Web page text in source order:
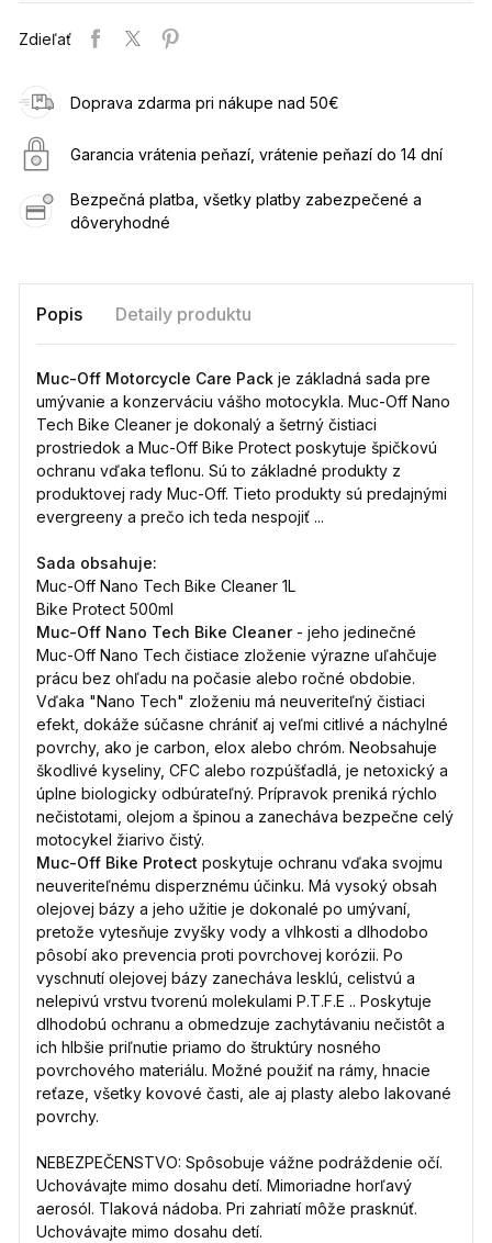
Zdieľať
Doprava zdarma pri nákupe nad 50€
Garancia vrátenia peňazí, vrátenie peňazí do 14 dní
Bezpečná platba, všetky platby zabezpečené a
dôveryhodné
Popis Detaily produktu
Muc-Off Motorcycle Care Pack je základná sada pre
umývanie a konzerváciu vášho motocykla. Muc-Off Nano
Tech Bike Cleaner je dokonalý a šetrný čistiaci
prostriedok a Muc-Off Bike Protect poskytuje špičkovú
ochranu vďaka teflonu. Sú to základné produkty z
produktovej rady Muc-Off. Tieto produkty sú predajnými
evergreeny a prečo ich teda nespojiť ...
Sada obsahuje:
Muc-Off Nano Tech Bike Cleaner 1L
Bike Protect 500ml
Muc-Off Nano Tech Bike Cleaner- jeho jedinečné
Muc-Off Nano Tech čistiace zloženie výrazne uľahčuje
prácu bez ohľadu na počasie alebo ročné obdobie.
Vďaka "Nano Tech" zloženiu má neuveriteľný čistiaci
efekt, dokáže súčasne chrániť aj veľmi citlivé a náchylné
povrchy, ako je carbon, elox alebo chróm. Neobsahuje
škodlivé kyseliny, CFC alebo rozpúšťadlá, je netoxický a
úplne biologicky odbúrateľný. Prípravok preniká rýchlo
nečistotami, olejom a špinou a zanecháva bezpečne celý
motocykel žiarivo čistý.
Muc-Off Bike Protect poskytuje ochranu vďaka svojmu
neuveriteľnému disperznému účinku. Má vysoký obsah
olejovej bázy a jeho užitie je dokonalé po umývaní,
pretože vytesňuje zvyšky vody a vlhkosti a dlhodobo
pôsobí ako prevencia proti povrchovej korózii. Po
vyschnutí olejovej bázy zanecháva lesklú, celistvú a
nelepivú vrstvu tvorenú molekulami P.T.F.E .. Poskytuje
dlhodobú ochranu a obmedzuje zachytávaniu nečistôt a
ich hlbšie priľnutie priamo do štruktúry nosného
povrchového materiálu. Možné použiť na rámy, hnacie
reťaze, všetky kovové časti, ale aj plasty alebo lakované
povrchy.
NEBEZPEČENSTVO: Spôsobuje vážne podráždenie očí.
Uchovávajte mimo dosahu detí. Mimoriadne horľavý
aerosól. Tlaková nádoba. Pri zahriatí môže prasknúť.
Uchovávajte mimo dosahu detí.